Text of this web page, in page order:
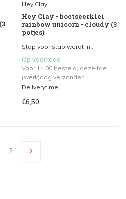
Hey Clay
Hey Clay - boetseerklei
rainbow unicorn - cloudy (3
potjes)
Stap voor stap wordt in...
Op voorraad
Voor 14.00 besteld, dezelfde
(werk)dag verzonden.
Deliverytime
€6,50
2